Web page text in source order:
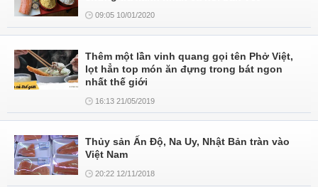
09:05 10/01/2020
Thêm một lần vinh quang gọi tên Phở Việt,
lọt hẳn top món ăn đựng trong bát ngon
nhất thế giới
16:13 21/05/2019
Thủy sản Ấn Độ, Na Uy, Nhật Bản tràn vào
Việt Nam
20:22 12/11/2018